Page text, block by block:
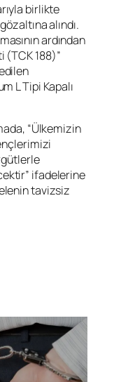
birlikte
alındı.
ardından
(TCK 188)”
L Tipi Kapalı
“Ülkemizin
ifadelerine
tavizsiz